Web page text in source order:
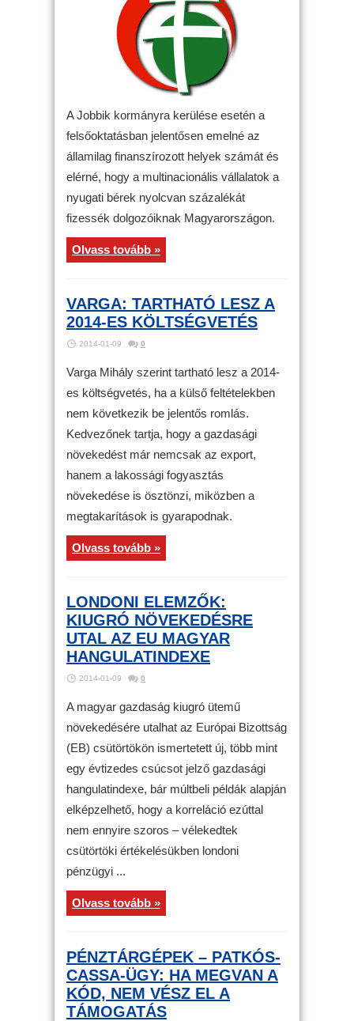
A Jobbik kormányra kerülése esetén a
felsőoktatásban jelentősen emelné az
államilag finanszírozott helyek számát és
elérné, hogy a multinacionális vállalatok a
nyugati bérek nyolcvan százalékát
fizessék dolgozóiknak Magyarországon.
Olvass tovább »
VARGA: TARTHATÓ LESZ A
2014-ES KÖLTSÉGVETÉS
2014-01-09 0
Varga Mihály szerint tartható lesz a 2014-
es költségvetés, ha a külső feltételekben
nem következik be jelentős romlás.
Kedvezőnek tartja, hogy a gazdasági
növekedést már nemcsak az export,
hanem a lakossági fogyasztás
növekedése is ösztönzi, miközben a
megtakarítások is gyarapodnak.
Olvass tovább »
LONDONI ELEMZŐK:
KIUGRÓ NÖVEKEDÉSRE
UTAL AZ EU MAGYAR
HANGULATINDEXE
2014-01-09 0
A magyar gazdaság kiugró ütemű
növekedésére utalhat az Európai Bizottság
(EB) csütörtökön ismertetett új, több mint
egy évtizedes csúcsot jelző gazdasági
hangulatindexe, bár múltbeli példák alapján
elképzelhető, hogy a korreláció ezúttal
nem ennyire szoros – vélekedtek
csütörtöki értékelésükben londoni
pénzügyi ...
Olvass tovább »
PÉNZTÁRGÉPEK – PATKÓS-
CASSA-ÜGY: HA MEGVAN A
KÓD, NEM VÉSZ EL A
TÁMOGATÁS